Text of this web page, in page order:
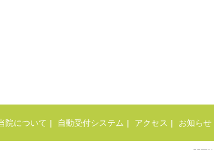
院について 自動受付システム アクセス お知らせ